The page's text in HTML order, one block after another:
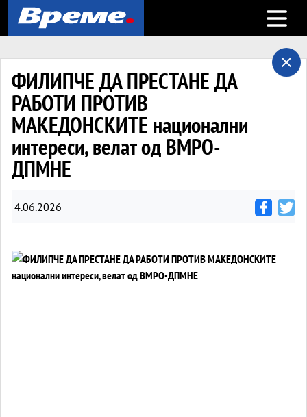
Open
ФИЛИПЧЕ ДА ПРЕСТАНЕ ДА
РАБОТИ ПРОТИВ
МАКЕДОНСКИТЕ национални
интереси, велат од ВМРО-
ДПМНЕ
4.06.2026